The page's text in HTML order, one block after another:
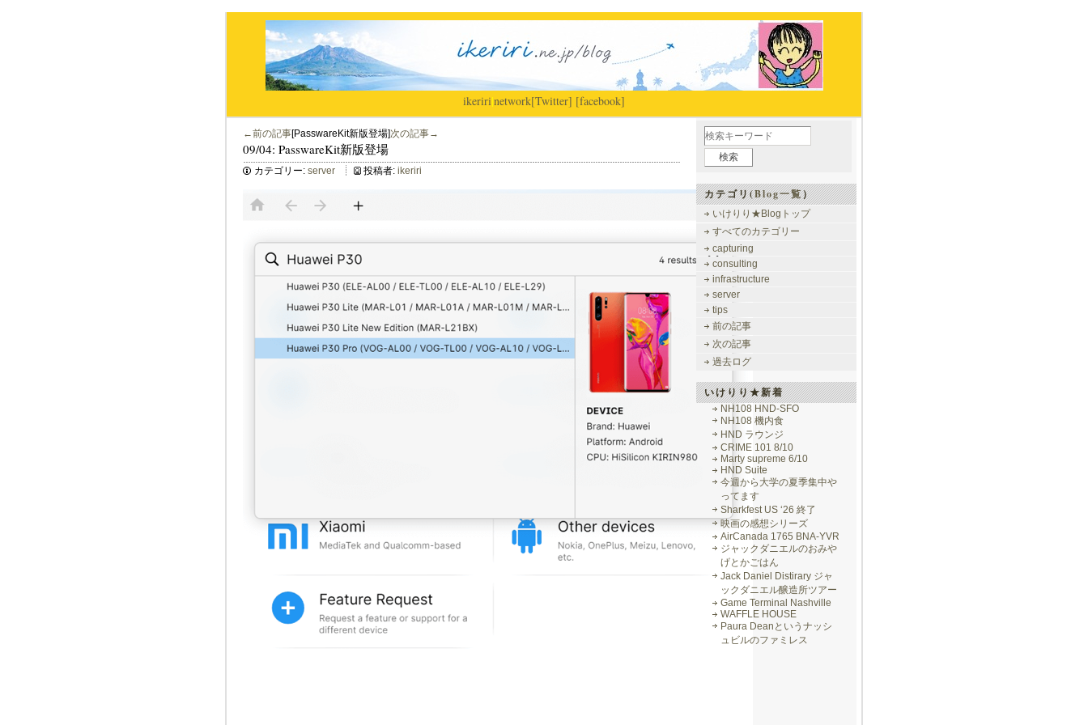
ikeriri|network[Twitter] [facebook]
←前の記事[PasswareKit新版登場]次の記事→
09/04: PasswareKit新版登場
カテゴリー: server 投稿者: ikeriri
カテゴリ(Blog一覧）
いけりり★Blogトップ
すべてのカテゴリー
capturing
consulting
infrastructure
server
tips
前の記事
次の記事
過去ログ
いけりり★新着
NH108 HND-SFO
NH108 機内食
HND ラウンジ
CRIME 101 8/10
Marty supreme 6/10
HND Suite
今週から大学の夏季集中や
ってます
Sharkfest US ‘26 終了
映画の感想シリーズ
AirCanada 1765 BNA-YVR
ジャックダニエルのおみや
げとかごはん
Jack Daniel Distirary ジャ
ックダニエル醸造所ツアー
Game Terminal Nashville
WAFFLE HOUSE
Paura Deanというナッシ
ュビルのファミレス